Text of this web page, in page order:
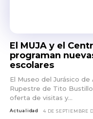
El MUJA y el
programan
escolares
El Museo del Jurásico
Rupestre de Tito
oferta de visitas y...
Actualidad 4 DE SEPTIEMBRE